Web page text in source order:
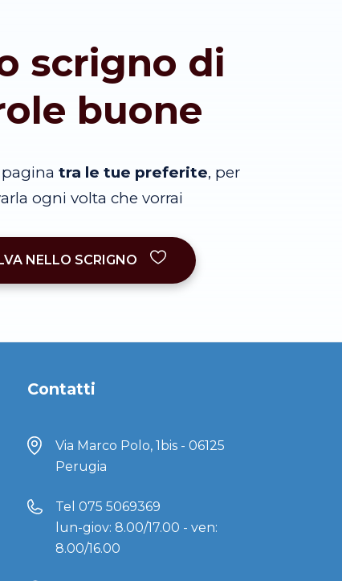
scrigno di
buone
tra le tue preferite, per
ogni volta che vorrai
NELLO SCRIGNO
Contatti
Via Marco Polo, 1bis - 06125
Perugia
Tel 075 5069369
lun-giov: 8.00/17.00 - ven:
8.00/16.00